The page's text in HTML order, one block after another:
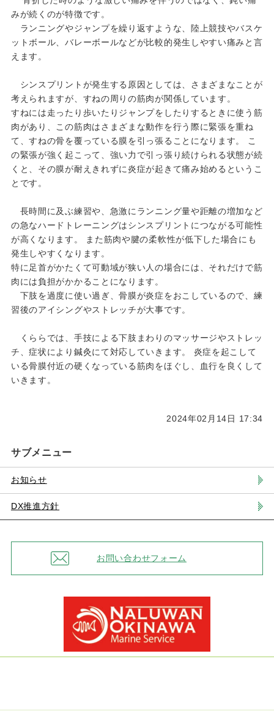
みが続くのが特徴です。
ランニングやジャンプを繰り返すような、陸上競技やバスケ
ットボール、バレーボールなどが比較的発生しやすい痛みと言
えます。
シンスプリントが発生する原因としては、さまざまなことが
考えられますが、すねの周りの筋肉が関係しています。
すねには走ったり歩いたりジャンプをしたりするときに使う筋
肉があり、この筋肉はさまざまな動作を行う際に緊張を重ね
て、すねの骨を覆っている膜を引っ張ることになります。 こ
の緊張が強く起こって、強い力で引っ張り続けられる状態が続
くと、その膜が耐えきれずに炎症が起きて痛み始めるというこ
とです。
長時間に及ぶ練習や、急激にランニング量や距離の増加など
の急なハードトレーニングはシンスプリントにつながる可能性
が高くなります。 また筋肉や腱の柔軟性が低下した場合にも
発生しやすくなります。
特に足首がかたくて可動域が狭い人の場合には、それだけで筋
肉には負担がかかることになります。
下肢を過度に使い過ぎ、骨膜が炎症をおこしているので、練
習後のアイシングやストレッチが大事です。
くららでは、手技による下肢まわりのマッサージやストレッ
チ、症状により鍼灸にて対応していきます。 炎症を起こして
いる骨膜付近の硬くなっている筋肉をほぐし、血行を良くして
いきます。
2024年02月14日 17:34
サブメニュー
お知らせ
DX推進方針
お問い合わせフォーム